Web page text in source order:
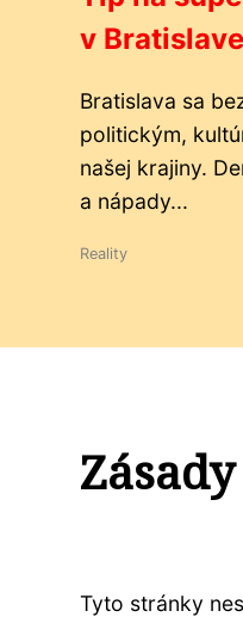
v Bratislave
Bratislava sa
politickým,
našej krajiny.
a nápady...
Reality
Tyto stránky